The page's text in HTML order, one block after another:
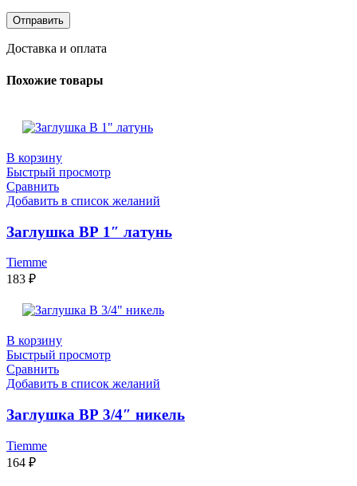
Доставка и оплата
Похожие товары
В корзину
Быстрый просмотр
Сравнить
Добавить в список желаний
Заглушкa ВР 1″ латунь
Tiemme
183 ₽
В корзину
Быстрый просмотр
Сравнить
Добавить в список желаний
Заглушка ВР 3/4″ никель
Tiemme
164 ₽